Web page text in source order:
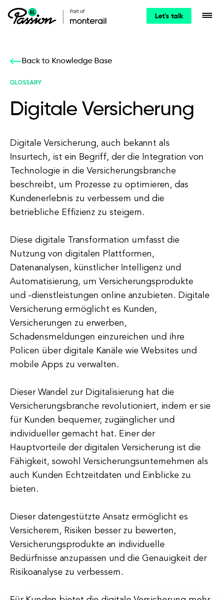
Let's talk
Back to Knowledge Base
GLOSSARY
Digitale Versicherung
Digitale Versicherung, auch bekannt als
Insurtech, ist ein Begriff, der die Integration von
Technologie in die Versicherungsbranche
beschreibt, um Prozesse zu optimieren, das
Kundenerlebnis zu verbessern und die
betriebliche Effizienz zu steigern.
Diese digitale Transformation umfasst die
Nutzung von digitalen Plattformen,
Datenanalysen, künstlicher Intelligenz und
Automatisierung, um Versicherungsprodukte
und -dienstleistungen online anzubieten. Digitale
Versicherung ermöglicht es Kunden,
Versicherungen zu erwerben,
Schadensmeldungen einzureichen und ihre
Policen über digitale Kanäle wie Websites und
mobile Apps zu verwalten.
Dieser Wandel zur Digitalisierung hat die
Versicherungsbranche revolutioniert, indem er sie
für Kunden bequemer, zugänglicher und
individueller gemacht hat. Einer der
Hauptvorteile der digitalen Versicherung ist die
Fähigkeit, sowohl Versicherungsunternehmen als
auch Kunden Echtzeitdaten und Einblicke zu
bieten.
Dieser datengestützte Ansatz ermöglicht es
Versicherern, Risiken besser zu bewerten,
Versicherungsprodukte an individuelle
Bedürfnisse anzupassen und die Genauigkeit der
Risikoanalyse zu verbessern.